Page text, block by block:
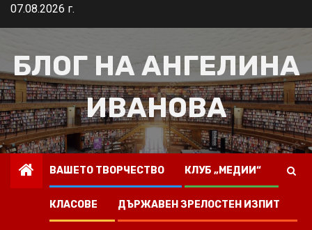
Skip07.08.2026 г.
БЛОГ НА АНГЕЛИНА
ИВАНОВА
ВАШЕТО ТВОРЧЕСТВО КЛУБ „МЕДИИ“
КЛАСОВЕ ДЪРЖАВЕН ЗРЕЛОСТЕН ИЗПИТ